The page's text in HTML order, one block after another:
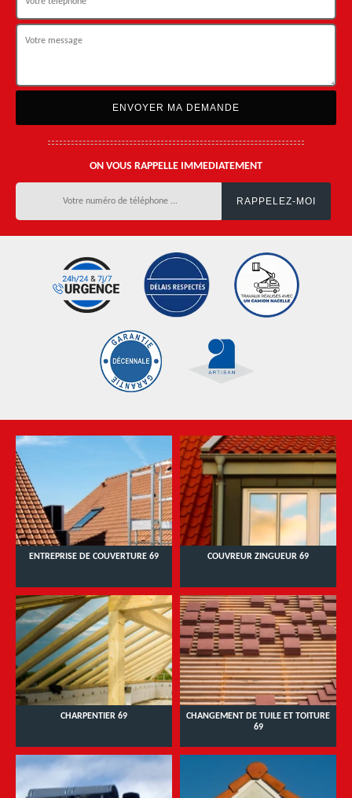
ON VOUS RAPPELLE IMMEDIATEMENT
ENTREPRISE DE COUVERTURE 69 COUVREUR ZINGUEUR 69
CHARPENTIER 69
CHANGEMENT DE TUILE ET TOITURE
69